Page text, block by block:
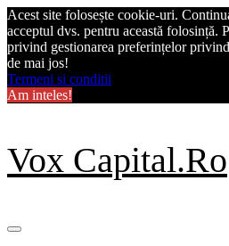
Acest site folosește cookie-uri.
acceptul dvs. pentru această folosință.
privind gestionarea preferințelor
de mai jos!
Termeni si conditii
Am inteles!
Skip
to
content
Vox Capital.Ro
Primary